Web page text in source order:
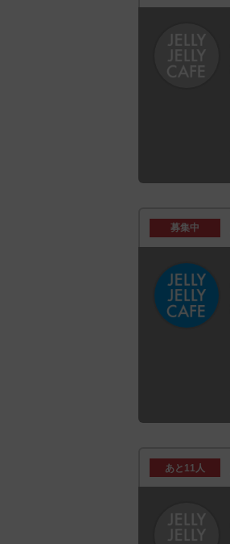
募集中
あと 11人